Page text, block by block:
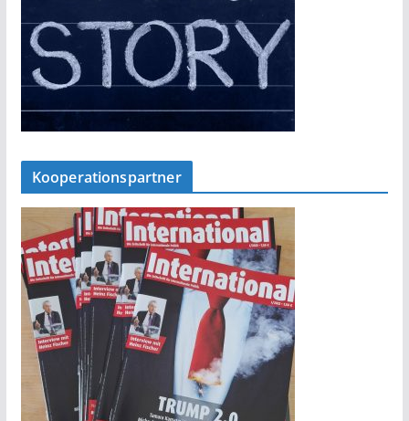
Kooperationspartner